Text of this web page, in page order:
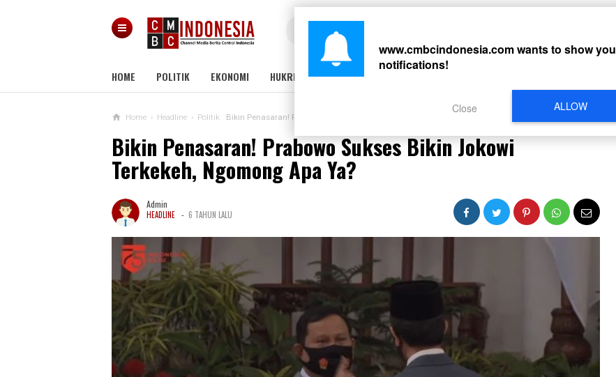
HOME POLITIK EKONOMI HUKRIM PERISTIWA
Home › Headline › Politik Bikin Penasaran! Prabowo Sukses Bikin Jokowi Terkekeh, Ngomong Apa Ya?
Bikin Penasaran! Prabowo Sukses Bikin Jokowi
Terkekeh, Ngomong Apa Ya?
Admin
HEADLINE - 6 TAHUN LALU
www.cmbcindonesia.comwants to show you
notifications!
ALLOW
Close